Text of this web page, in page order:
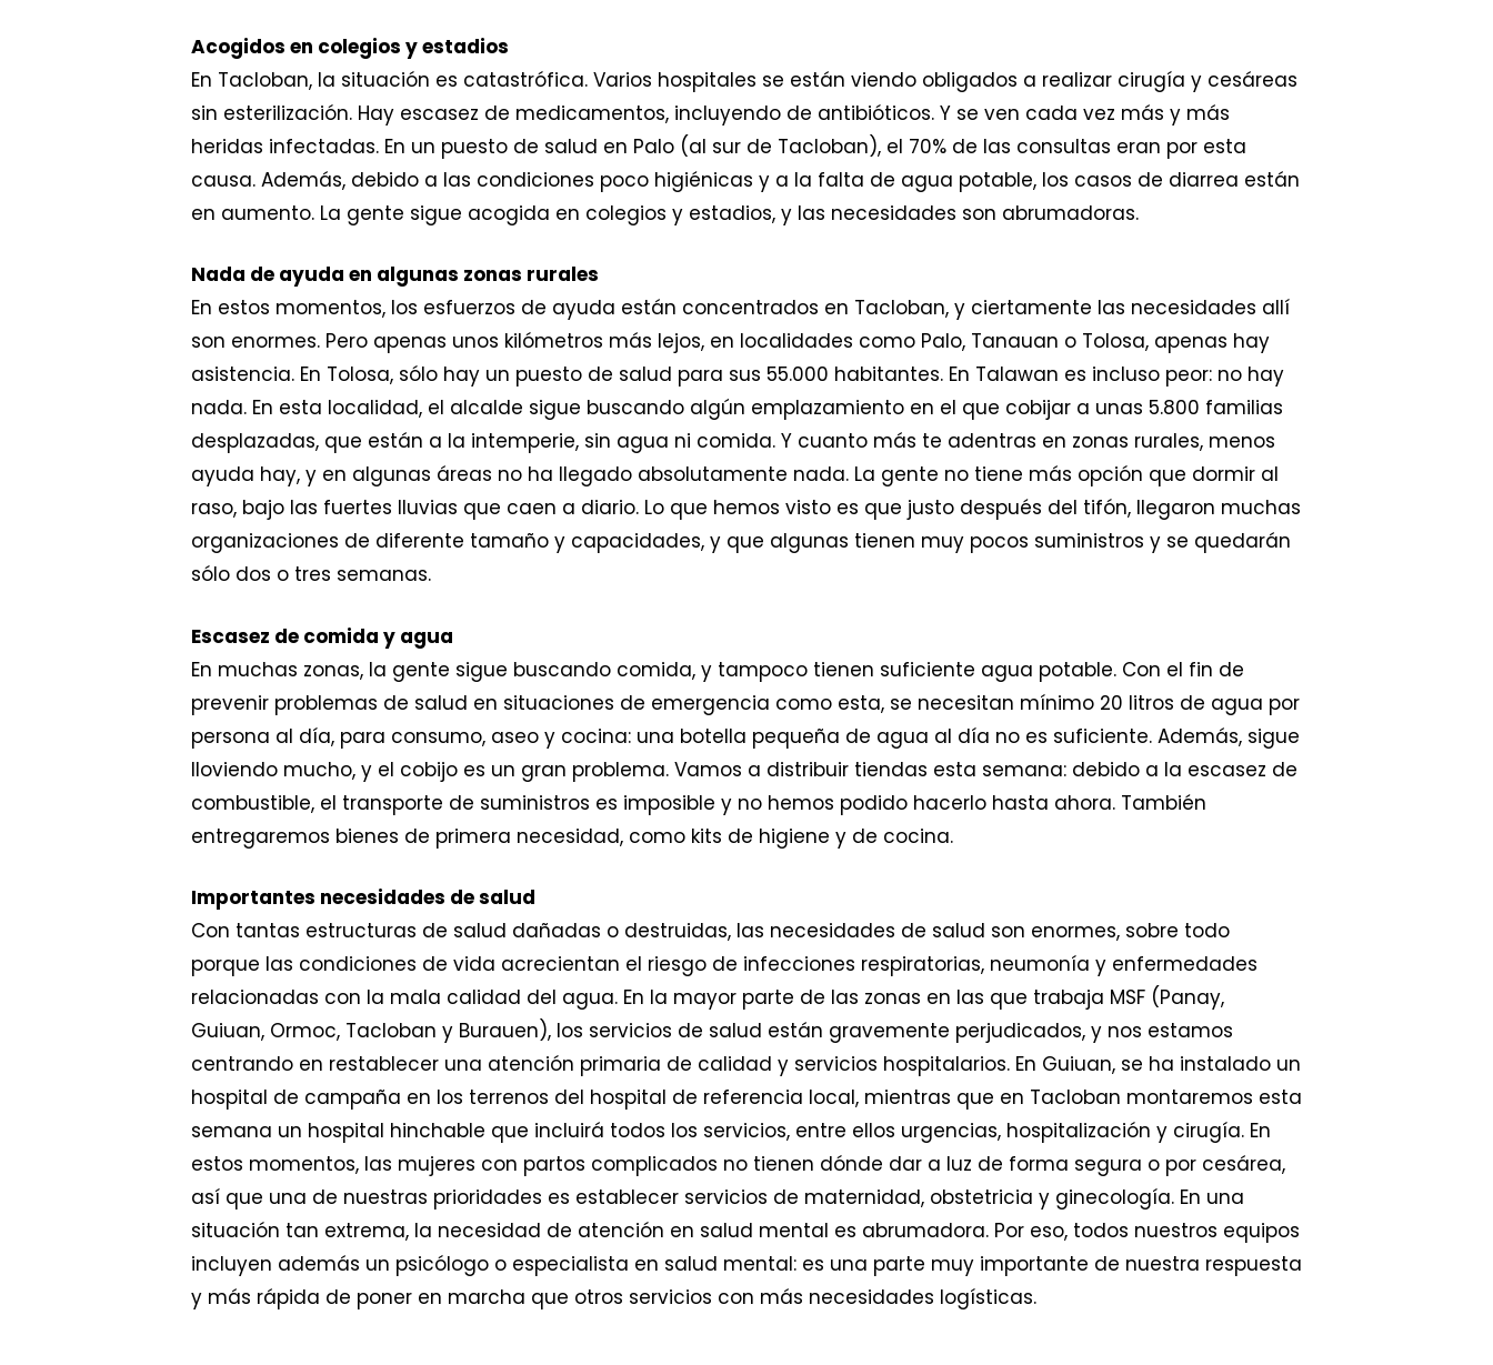
Acogidos en colegios y estadios
En Tacloban, la situación es catastrófica. Varios hospitales se están viendo obligados a realizar cirugía y cesáreas
sin esterilización. Hay escasez de medicamentos, incluyendo de antibióticos. Y se ven cada vez más y más
heridas infectadas. En un puesto de salud en Palo (al sur de Tacloban), el 70% de las consultas eran por esta
causa. Además, debido a las condiciones poco higiénicas y a la falta de agua potable, los casos de diarrea están
en aumento. La gente sigue acogida en colegios y estadios, y las necesidades son abrumadoras.
Nada de ayuda en algunas zonas rurales
En estos momentos, los esfuerzos de ayuda están concentrados en Tacloban, y ciertamente las necesidades allí
son enormes. Pero apenas unos kilómetros más lejos, en localidades como Palo, Tanauan o Tolosa, apenas hay
asistencia. En Tolosa, sólo hay un puesto de salud para sus 55.000 habitantes. En Talawan es incluso peor: no hay
nada. En esta localidad, el alcalde sigue buscando algún emplazamiento en el que cobijar a unas 5.800 familias
desplazadas, que están a la intemperie, sin agua ni comida. Y cuanto más te adentras en zonas rurales, menos
ayuda hay, y en algunas áreas no ha llegado absolutamente nada. La gente no tiene más opción que dormir al
raso, bajo las fuertes lluvias que caen a diario. Lo que hemos visto es que justo después del tifón, llegaron muchas
organizaciones de diferente tamaño y capacidades, y que algunas tienen muy pocos suministros y se quedarán
sólo dos o tres semanas.
Escasez de comida y agua
En muchas zonas, la gente sigue buscando comida, y tampoco tienen suficiente agua potable. Con el fin de
prevenir problemas de salud en situaciones de emergencia como esta, se necesitan mínimo 20 litros de agua por
persona al día, para consumo, aseo y cocina: una botella pequeña de agua al día no es suficiente. Además, sigue
lloviendo mucho, y el cobijo es un gran problema. Vamos a distribuir tiendas esta semana: debido a la escasez de
combustible, el transporte de suministros es imposible y no hemos podido hacerlo hasta ahora. También
entregaremos bienes de primera necesidad, como kits de higiene y de cocina.
Importantes necesidades de salud
Con tantas estructuras de salud dañadas o destruidas, las necesidades de salud son enormes, sobre todo
porque las condiciones de vida acrecientan el riesgo de infecciones respiratorias, neumonía y enfermedades
relacionadas con la mala calidad del agua. En la mayor parte de las zonas en las que trabaja MSF (Panay,
Guiuan, Ormoc, Tacloban y Burauen), los servicios de salud están gravemente perjudicados, y nos estamos
centrando en restablecer una atención primaria de calidad y servicios hospitalarios. En Guiuan, se ha instalado un
hospital de campaña en los terrenos del hospital de referencia local, mientras que en Tacloban montaremos esta
semana un hospital hinchable que incluirá todos los servicios, entre ellos urgencias, hospitalización y cirugía. En
estos momentos, las mujeres con partos complicados no tienen dónde dar a luz de forma segura o por cesárea,
así que una de nuestras prioridades es establecer servicios de maternidad, obstetricia y ginecología. En una
situación tan extrema, la necesidad de atención en salud mental es abrumadora. Por eso, todos nuestros equipos
incluyen además un psicólogo o especialista en salud mental: es una parte muy importante de nuestra respuesta
y más rápida de poner en marcha que otros servicios con más necesidades logísticas.